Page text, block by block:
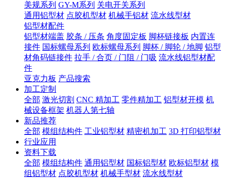
美规系列 GY-M系列 关电开关系列
通用铝型材 点胶机型材 机械手铝材 流水线型材
铝型材配件
铝型材端盖 胶条 / 压条 角度固定板 脚杯链接板 内置连
接件 国标螺母系列 欧标螺母系列 脚杯 / 脚轮 / 地脚 铝型
材角码链接件 拉手 / 合页 / 门阻 / 门吸 流水线铝型材配
件
亚克力板 产品搜索
加工定制
全部 激光切割 CNC 精加工 零件精加工 铝型材开模 机
械设备框架 机器人第七轴
新品推荐
全部 模组结构件 工业铝型材 精密机加工 3D 打印铝型材
行业应用
资料下载
全部 模组结构件 通用铝型材 国标铝型材 欧标铝型材 模
组铝型材 点胶机型材 机械手型材 流水线型材